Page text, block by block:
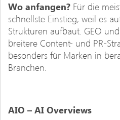
Wo anfangen? Für die
schnellste Einstieg, weil es
Strukturen aufbaut. GEO
breitere Content- und PR-
besonders für Marken in
Branchen.
AIO – AI Overviews